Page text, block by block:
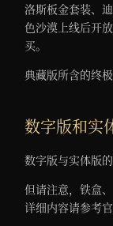
洛斯板金套装、
色沙漠上线后开
买。
典藏版所含的终
数字版和实
数字版与实体版
但请注意，铁盒
详细内容请参考